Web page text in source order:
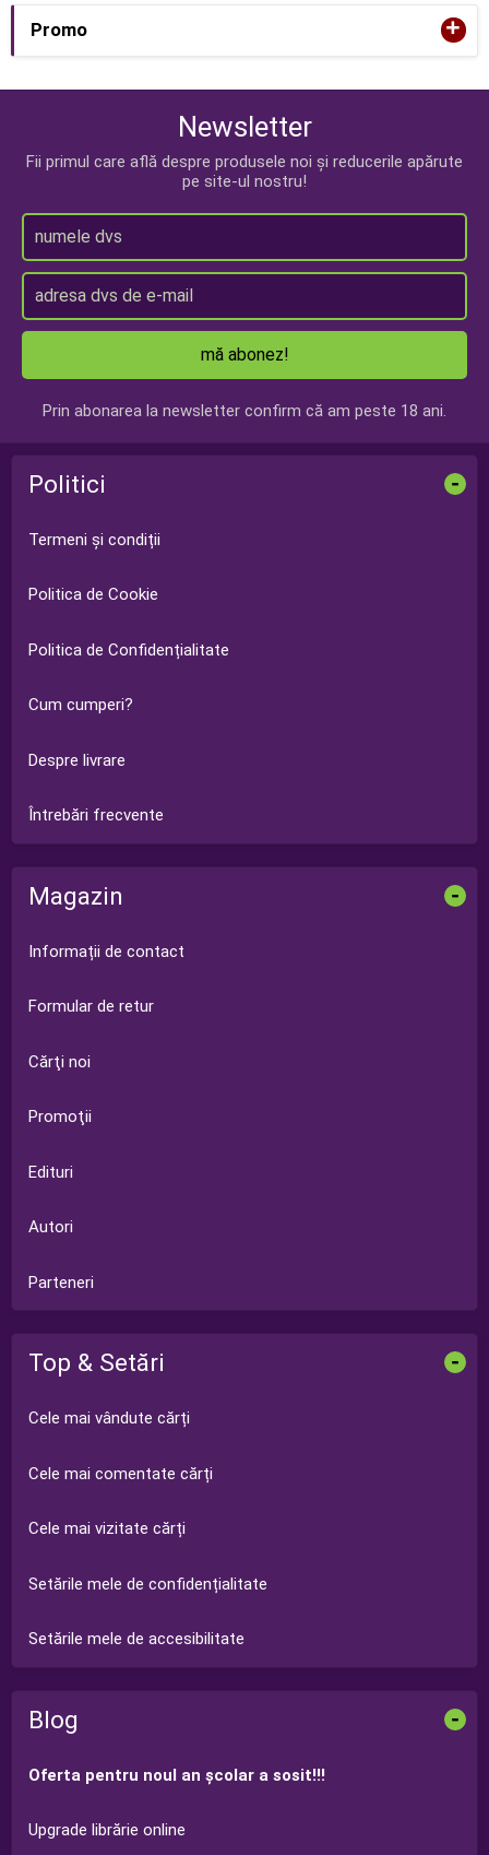
Promo +
Newsletter
Fii primul care află despre produsele noi și reducerile apărute
pe site-ul nostru!
mă abonez!
Prin abonarea la newsletter confirm că am peste 18 ani.
Politici -
Termeni și condiții
Politica de Cookie
Politica de Confidențialitate
Cum cumperi?
Despre livrare
Întrebări frecvente
Magazin -
Informații de contact
Formular de retur
Cărţi noi
Promoţii
Edituri
Autori
Parteneri
Top & Setări -
Cele mai vândute cărți
Cele mai comentate cărți
Cele mai vizitate cărți
Setările mele de confidențialitate
Setările mele de accesibilitate
Blog -
Oferta pentru noul an şcolar a sosit!!!
Upgrade librărie online